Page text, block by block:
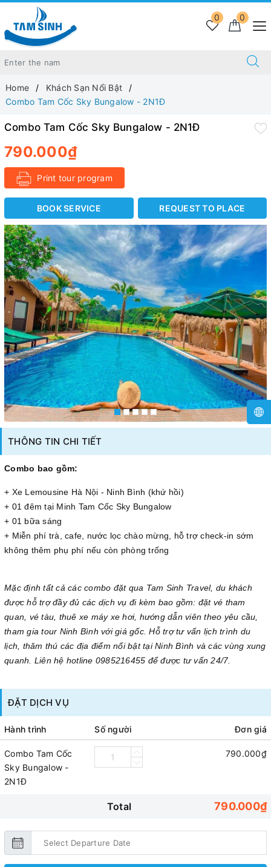
0
0
Home
Khách Sạn Nổi Bật
Combo Tam Cốc Sky Bungalow - 2N1Đ
THÔNG TIN CHI TIẾT
Combo bao gồm:
+ Xe Lemousine Hà Nội - Ninh Bình (khứ hồi)
+ 01 đêm tại Minh Tam Cốc Sky Bungalow
+ 01 bữa sáng
+ Miễn phí trà, cafe, nước lọc chào mừng, hỗ trợ check-in sớm
không thêm phụ phí nếu còn phòng trống
Mặc định tất cả các combo đặt qua Tam Sinh Travel, du khách
được hỗ trợ đầy đủ các dịch vụ đi kèm bao gồm: đặt vé tham
quan, vé tàu, thuê xe máy xe hơi, hướng dẫn viên theo yêu cầu,
tham gia tour Ninh Bình với giá gốc. Hỗ trợ tư vấn lịch trình du
lịch, thăm thú các địa điểm nổi bật tại Ninh Bình và các vùng xung
quanh. Liên hệ hotline 0985216455 để được tư vấn 24/7.
ĐẶT DỊCH VỤ
Hành trình Số người Đơn giá
Combo Tam Cốc
Sky Bungalow -
2N1Đ
790.000₫
Total 790.000₫
Combo Tam Cốc Sky Bungalow - 2N1Đ
790.000₫
Print tour program
BOOK SERVICE REQUEST TO PLACE